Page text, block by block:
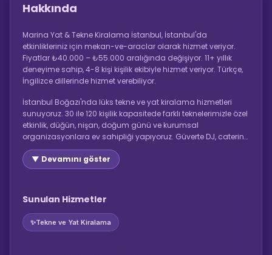
Hakkında
Marina Yat & Tekne Kiralama İstanbul, İstanbul'da
etkinlikleriniz için mekan-ve-araclar olarak hizmet veriyor.
Fiyatlar ₺40.000 – ₺55.000 aralığında değişiyor. 11+ yıllık
deneyime sahip, 4-8 kişi kişilik ekibiyle hizmet veriyor. Türkçe,
İngilizce dillerinde hizmet verebiliyor.
İstanbul Boğazı'nda lüks tekne ve yat kiralama hizmetleri
sunuyoruz. 30 ile 120 kişilik kapasitede farklı teknelerimizle özel
etkinlik, düğün, nişan, doğum günü ve kurumsal
organizasyonlara ev sahipliği yapıyoruz. Güverte DJ, catering
ve fotoğraf paketi seçenekleri mevcuttur.
▼ Devamını göster
Sunulan Hizmetler
✨Tekne ve Yat Kiralama